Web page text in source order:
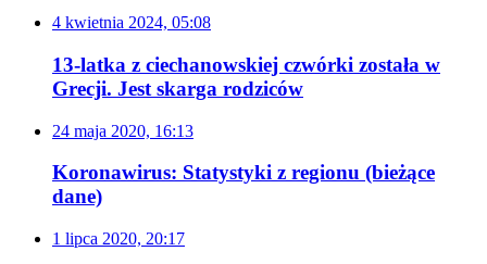
4 kwietnia 2024, 05:08
13-latka z ciechanowskiej czwórki została w
Grecji. Jest skarga rodziców
24 maja 2020, 16:13
Koronawirus: Statystyki z regionu (bieżące
dane)
1 lipca 2020, 20:17